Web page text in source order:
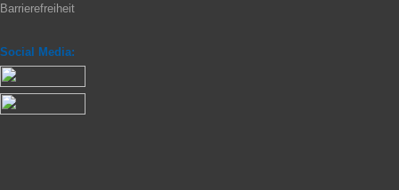
Barrierefreiheit
Social Media: